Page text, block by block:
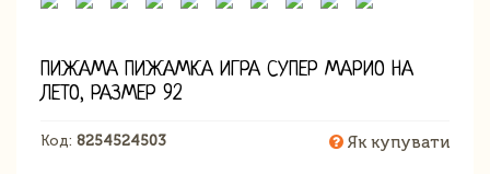
ПИЖАМА ПИЖАМКА ИГРА СУПЕР МАРИО НА
ЛЕТО, РАЗМЕР 92
Код: 8254524503 Як купувати